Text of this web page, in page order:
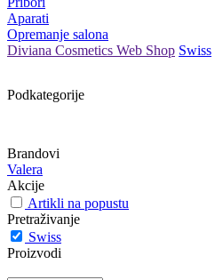
Aparati
Opremanje salona
Diviana Cosmetics Web Shop Swiss
Podkategorije
Brandovi
Valera
Akcije
Artikli na popustu
Pretraživanje
Swiss
Proizvodi